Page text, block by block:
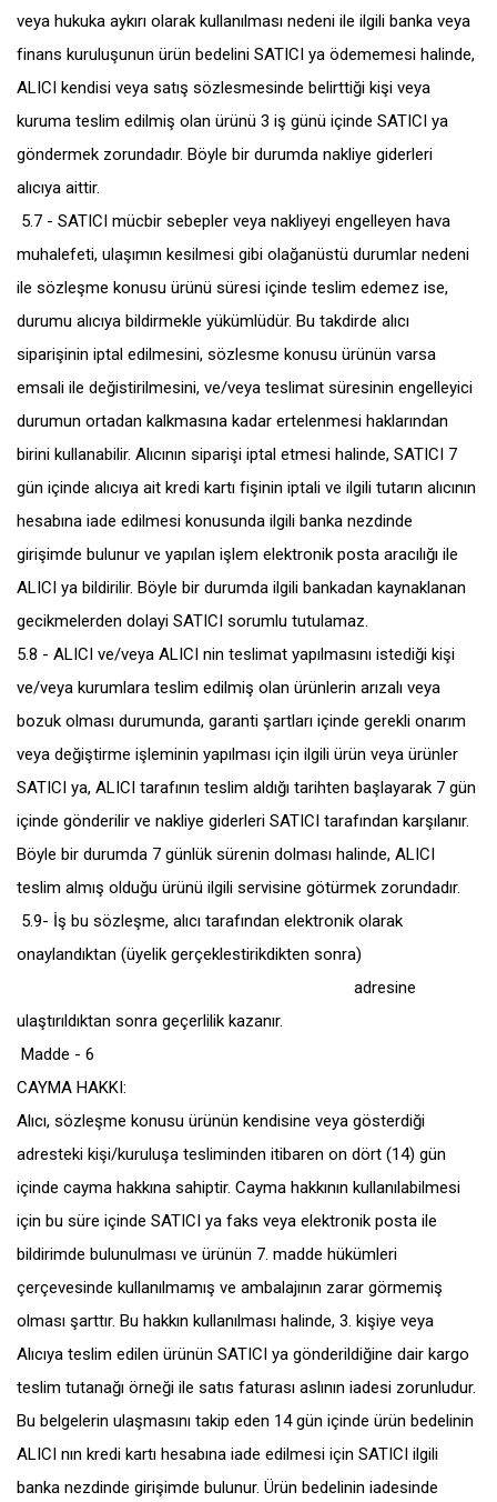
veya hukuka aykırı olarak kullanılması nedeni ile ilgili banka veya
finans kuruluşunun ürün bedelini SATICI ya ödememesi halinde,
ALICI kendisi veya satış sözlesmesinde belirttiği kişi veya
kuruma teslim edilmiş olan ürünü 3 iş günü içinde SATICI ya
göndermek zorundadır. Böyle bir durumda nakliye giderleri
alıcıya aittir.
5.7 - SATICI mücbir sebepler veya nakliyeyi engelleyen hava
muhalefeti, ulaşımın kesilmesi gibi olağanüstü durumlar nedeni
ile sözleşme konusu ürünü süresi içinde teslim edemez ise,
durumu alıcıya bildirmekle yükümlüdür. Bu takdirde alıcı
siparişinin iptal edilmesini, sözlesme konusu ürünün varsa
emsali ile değistirilmesini, ve/veya teslimat süresinin engelleyici
durumun ortadan kalkmasına kadar ertelenmesi haklarından
birini kullanabilir. Alıcının siparişi iptal etmesi halinde, SATICI 7
gün içinde alıcıya ait kredi kartı fişinin iptali ve ilgili tutarın alıcının
hesabına iade edilmesi konusunda ilgili banka nezdinde
girişimde bulunur ve yapılan işlem elektronik posta aracılığı ile
ALICI ya bildirilir. Böyle bir durumda ilgili bankadan kaynaklanan
gecikmelerden dolayi SATICI sorumlu tutulamaz.
5.8 - ALICI ve/veya ALICI nin teslimat yapılmasını istediği kişi
ve/veya kurumlara teslim edilmiş olan ürünlerin arızalı veya
bozuk olması durumunda, garanti şartları içinde gerekli onarım
veya değiştirme işleminin yapılması için ilgili ürün veya ürünler
SATICI ya, ALICI tarafının teslim aldığı tarihten başlayarak 7 gün
içinde gönderilir ve nakliye giderleri SATICI tarafından karşılanır.
Böyle bir durumda 7 günlük sürenin dolması halinde, ALICI
teslim almış olduğu ürünü ilgili servisine götürmek zorundadır.
5.9- İş bu sözleşme, alıcı tarafından elektronik olarak
onaylandıktan (üyelik gerçeklestirikdikten sonra)
adresine
ulaştırıldıktan sonra geçerlilik kazanır.
Madde - 6
CAYMA HAKKI:
Alıcı, sözleşme konusu ürünün kendisine veya gösterdiği
adresteki kişi/kuruluşa tesliminden itibaren on dört (14) gün
içinde cayma hakkına sahiptir. Cayma hakkının kullanılabilmesi
için bu süre içinde SATICI ya faks veya elektronik posta ile
bildirimde bulunulması ve ürünün 7. madde hükümleri
çerçevesinde kullanılmamış ve ambalajının zarar görmemiş
olması şarttır. Bu hakkın kullanılması halinde, 3. kişiye veya
Alıcıya teslim edilen ürünün SATICI ya gönderildiğine dair kargo
teslim tutanağı örneği ile satıs faturası aslının iadesi zorunludur.
Bu belgelerin ulaşmasını takip eden 14 gün içinde ürün bedelinin
ALICI nın kredi kartı hesabına iade edilmesi için SATICI ilgili
banka nezdinde girişimde bulunur. Ürün bedelinin iadesinde